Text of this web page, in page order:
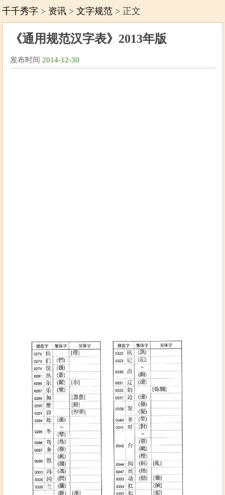
千千秀字 > 资讯 >文字规范 > 正文
《通用规范汉字表》2013年版
发布时间 2014-12-30